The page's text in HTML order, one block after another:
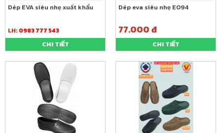
Dép EVA siêu nhẹ xuất khẩu
LH:0983 777 543
CHI TIẾT
Dép eva siêu nhẹ E094
77.000 đ
CHI TIẾT